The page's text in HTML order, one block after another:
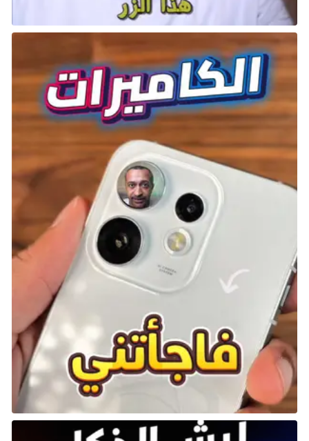
السلع الثمينة من الأراضي البعيدة الإمبراطوريات إلى التمدد
عبر المحيطات العظيمة. مثل CHOLA و ABBASID و
HAWAI’I وغيرها المزيد.
العصر الحديث:فترة من النمو التكنولوجي المذهل والصراع
العالمي. مثل MEXICO وغيرها الكثير.
بدلاً من اللعب كحضارة واحدة عبر كل عصر، ستقوم بتطوير
إمبراطوريتك عن طريق اختيار حضارة جديدة للعب فيها لكل
عصر جديد – حضارة مناسبة لمواجهة التحديات التاريخية في
ذلك الوقت. يحتوي كل عصر على العديد من الجوانب الفريدة
لذلك العصر، بما في ذلك الحضارات التي يمكنك اللعب بها.
اختر القائد بشكل منفصل